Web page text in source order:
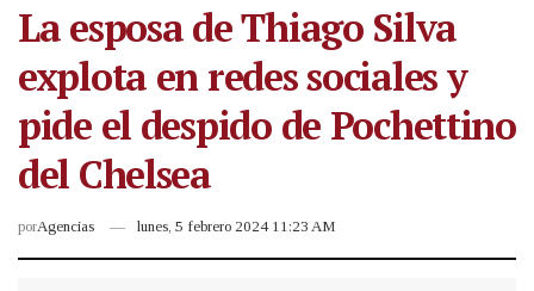
La esposa de Thiago Silva
explota en redes sociales y
pide el despido de Pochettino
del Chelsea
porAgencias lunes, 5 febrero 2024 11:23 AM